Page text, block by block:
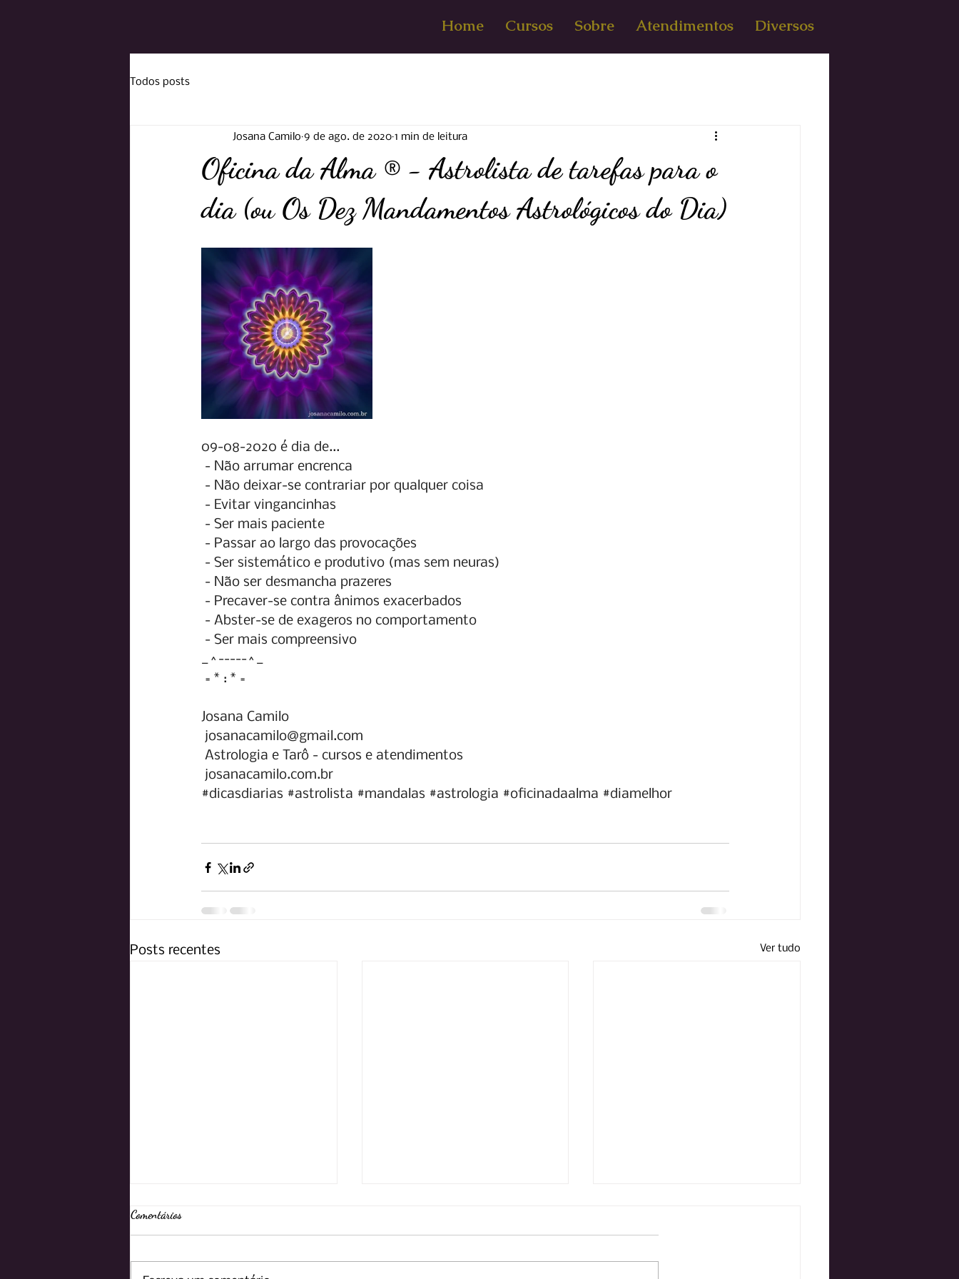
Home Cursos Sobre Atendimentos Diversos
Todos posts
Oficina da Alma ® - Astrolista de tarefas para o
dia (ou Os Dez Mandamentos Astrológicos do Dia)
Josana Camilo 9 de ago. de 2020 1 min de leitura
09-08-2020 é dia de...
- Não arrumar encrenca
- Não deixar-se contrariar por qualquer coisa
- Evitar vingancinhas
- Ser mais paciente
- Passar ao largo das provocações
- Ser sistemático e produtivo (mas sem neuras)
- Não ser desmancha prazeres
- Precaver-se contra ânimos exacerbados
- Abster-se de exageros no comportamento
- Ser mais compreensivo
_^-----^_
= * : * =
Josana Camilo
josanacamilo@gmail.com
Astrologia e Tarô - cursos e atendimentos
josanacamilo.com.br
#dicasdiarias #astrolista #mandalas #astrologia #oficinadaalma #diamelhor
Posts recentes Ver tudo
Comentários